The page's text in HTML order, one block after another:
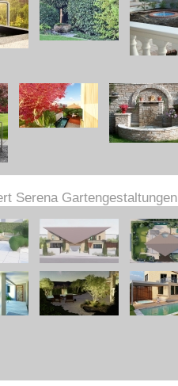
Serena Gartengestaltungen